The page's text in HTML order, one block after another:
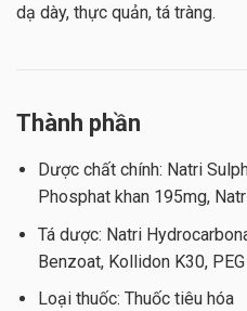
dạ dày, thực quản, tá tràng.
Thành phần
Dược chất chính: Natri
Phosphat khan 195mg,
Tá dược: Natri
Benzoat, Kollidon K30,
Loại thuốc: Thuốc tiêu hóa